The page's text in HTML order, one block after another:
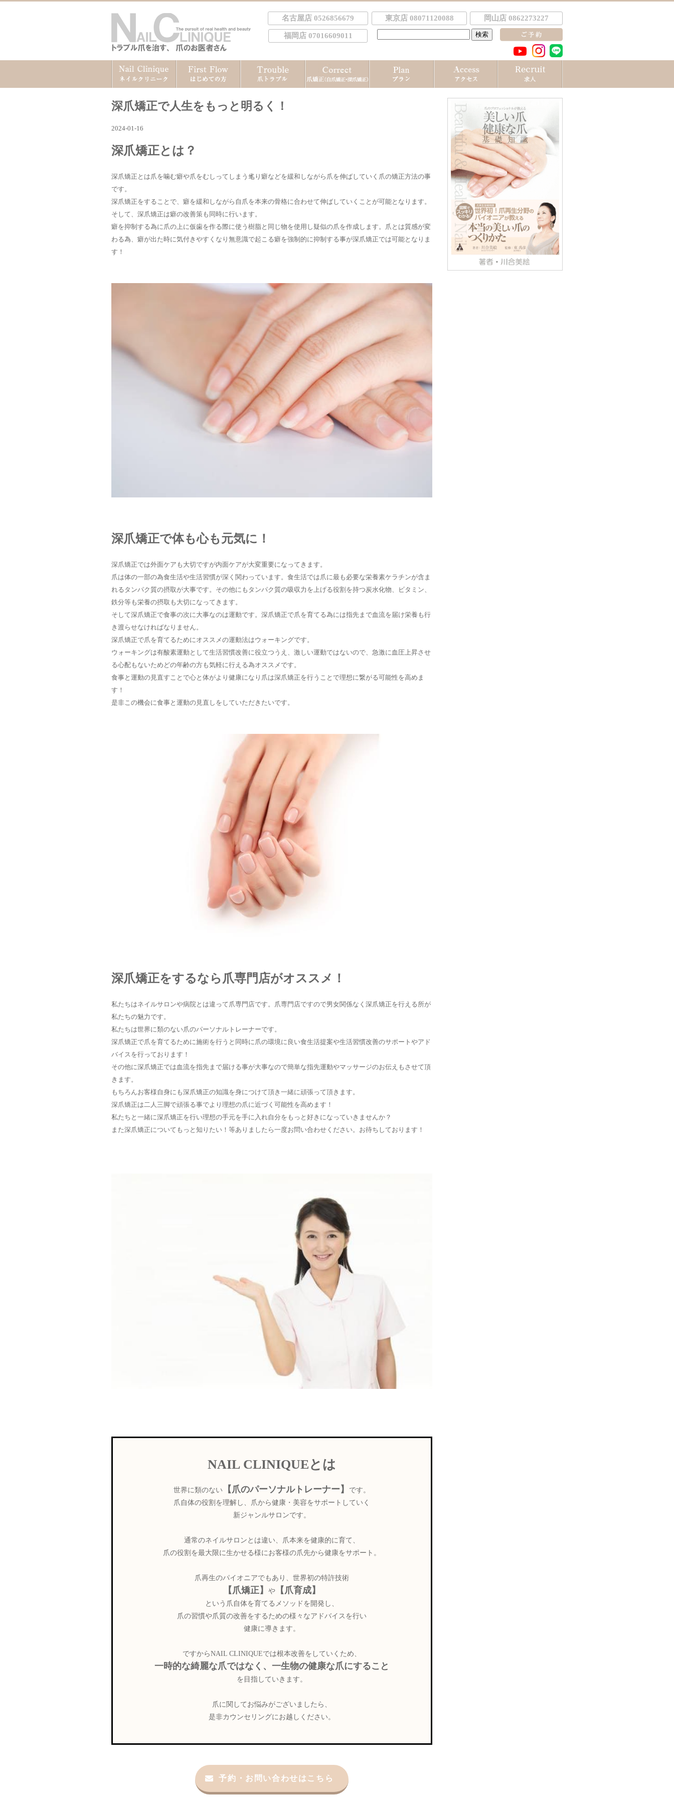
名古屋店 0526856679 東京店 08071120088 岡山店 0862273227
福岡店 07016609011
深爪矯正で人生をもっと明るく！
2024-01-16
深爪矯正とは？
深爪矯正とは爪を噛む癖や爪をむしってしまう毟り癖などを緩和しながら爪を伸ばしていく爪の矯正方法の事
です。
深爪矯正をすることで、癖を緩和しながら自爪を本来の骨格に合わせて伸ばしていくことが可能となります。
そして、深爪矯正は癖の改善策も同時に行います。
癖を抑制する為に爪の上に仮歯を作る際に使う樹脂と同じ物を使用し疑似の爪を作成します。爪とは質感が変
わる為、癖が出た時に気付きやすくなり無意識で起こる癖を強制的に抑制する事が深爪矯正では可能となりま
す！
深爪矯正で体も心も元気に！
深爪矯正では外面ケアも大切ですが内面ケアが大変重要になってきます。
爪は体の一部の為食生活や生活習慣が深く関わっています。食生活では爪に最も必要な栄養素ケラチンが含ま
れるタンパク質の摂取が大事です。その他にもタンパク質の吸収力を上げる役割を持つ炭水化物、ビタミン、
鉄分等も栄養の摂取も大切になってきます。
そして深爪矯正で食事の次に大事なのは運動です。深爪矯正で爪を育てる為には指先まで血流を届け栄養も行
き渡らせなければなりません。
深爪矯正で爪を育てるためにオススメの運動法はウォーキングです。
ウォーキングは有酸素運動として生活習慣改善に役立つうえ、激しい運動ではないので、急激に血圧上昇させ
る心配もないためどの年齢の方も気軽に行える為オススメです。
食事と運動の見直すことで心と体がより健康になり爪は深爪矯正を行うことで理想に繋がる可能性を高めま
す！
是非この機会に食事と運動の見直しをしていただきたいです。
深爪矯正をするなら爪専門店がオススメ！
私たちはネイルサロンや病院とは違って爪専門店です。爪専門店ですので男女関係なく深爪矯正を行える所が
私たちの魅力です。
私たちは世界に類のない爪のパーソナルトレーナーです。
深爪矯正で爪を育てるために施術を行うと同時に爪の環境に良い食生活提案や生活習慣改善のサポートやアド
バイスを行っております！
その他に深爪矯正では血流を指先まで届ける事が大事なので簡単な指先運動やマッサージのお伝えもさせて頂
きます。
もちろんお客様自身にも深爪矯正の知識を身につけて頂き一緒に頑張って頂きます。
深爪矯正は二人三脚で頑張る事でより理想の爪に近づく可能性を高めます！
私たちと一緒に深爪矯正を行い理想の手元を手に入れ自分をもっと好きになっていきませんか？
また深爪矯正についてもっと知りたい！等ありましたら一度お問い合わせください。お待ちしております！
NAIL CLINIQUEとは
世界に類のない 【爪のパーソナルトレーナー】
です。
爪自体の役割を理解し、爪から健康・美容をサポートしていく
新ジャンルサロンです。
通常のネイルサロンとは違い、爪本来を健康的に育て、
爪の役割を最大限に生かせる様にお客様の爪先から健康をサポート。
爪再生のパイオニアでもあり、世界初の特許技術
【爪矯正】 や 【爪育成】
という爪自体を育てるメソッドを開発し、
爪の習慣や爪質の改善をするための様々なアドバイスを行い
健康に導きます。
ですからNAIL CLINIQUEでは根本改善をしていくため、
一時的な綺麗な爪ではなく、一生物の健康な爪にすること
を目指していきます。
爪に関してお悩みがございましたら、
是非カウンセリングにお越しください。
予約・お問い合わせはこちら